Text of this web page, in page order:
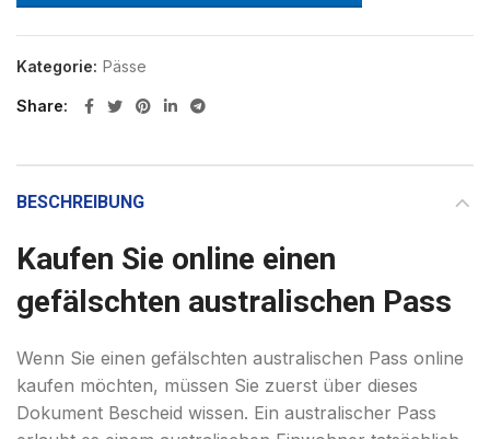
Kategorie: Pässe
Share
BESCHREIBUNG
Kaufen Sie online einen
gefälschten australischen Pass
Wenn Sie einen gefälschten australischen Pass online
kaufen möchten, müssen Sie zuerst über dieses
Dokument Bescheid wissen. Ein australischer Pass